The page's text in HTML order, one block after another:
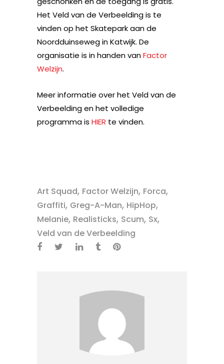
Het Veld van de Verbeelding is te
vinden op het Skatepark aan de
Noordduinseweg in Katwijk. De
organisatie is in handen vanFactor
Welzijn.
Meer informatie over het Veld van de
Verbeelding en het volledige
programma is HIER te vinden.
Art Squad, Factor Welzijn, Forca,
Graffiti, Greg-A-Man, HipHop,
Melanie, Realisticks, Scum, Sx,
Veld van de Verbeelding